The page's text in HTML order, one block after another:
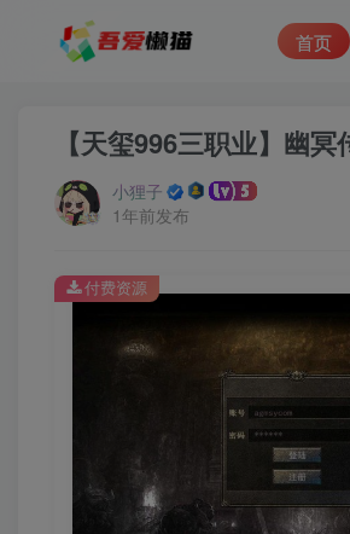
首页
【天玺996三职业】幽
小狸子
1年前发布
付费资源